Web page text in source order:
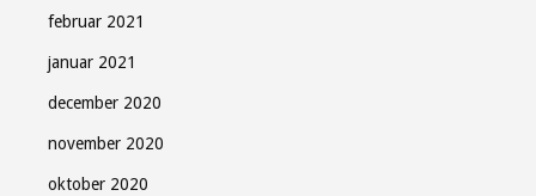
februar 2021
januar 2021
december 2020
november 2020
oktober 2020